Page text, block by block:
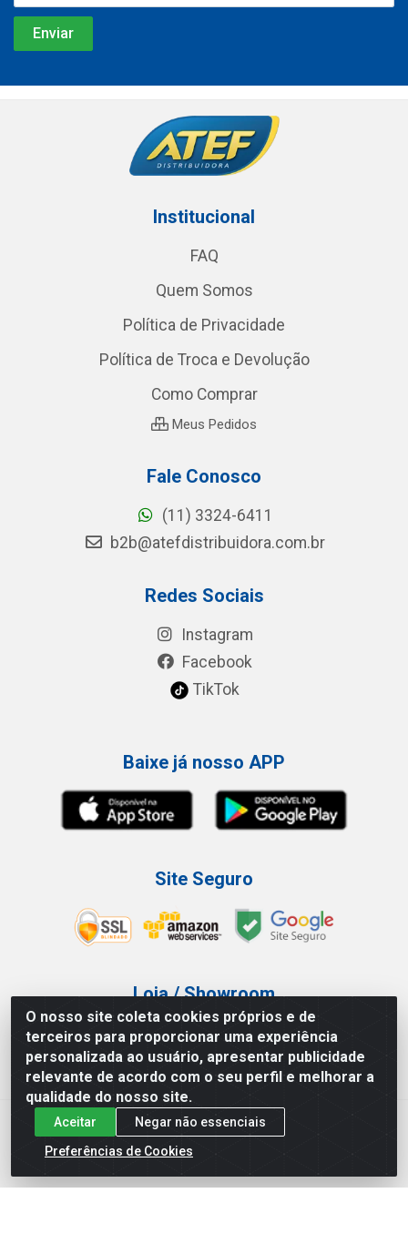
O nosso site coleta cookies próprios e de
terceiros para proporcionar uma experiência
personalizada ao usuário, apresentar publicidade
relevante de acordo com o seu perfil e melhorar a
qualidade do nosso site.
Aceitar
Negar não essenciais
Preferências de Cookies
Institucional
FAQ
Quem Somos
Política de Privacidade
Política de Troca e Devolução
Como Comprar
Meus Pedidos
Fale Conosco
(11) 3324-6411
b2b@atefdistribuidora.com.br
Redes Sociais
Instagram
Facebook
TikTok
Baixe já nosso APP
Site Seguro
Loja / Showroom
Tel.: (11) 3227-0546
Av Vautier, 587/597 - Pari - São Paulo/SP
Atef Distribuidora LTDA - Av. Vautier, 585/597 - Pari - São
Paulo/SP - CEP 03.032-000 - CNPJ 27.717.135/0001-29